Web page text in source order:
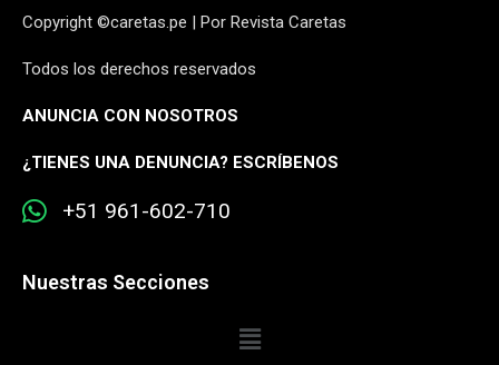
Copyright ©caretas.pe | Por Revista Caretas
Todos los derechos reservados
ANUNCIA CON NOSOTROS
¿TIENES UNA DENUNCIA? ESCRÍBENOS
+51 961-602-710
Nuestras Secciones